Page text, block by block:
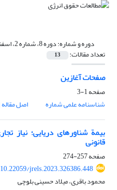
دوره و شماره:دوره 8، شماره 2، اسفند 1401، صفحه 257-498
تعداد مقالات: 13
صفحات آغازین
صفحه1-3
شناسنامه علمی شماره
اصل مقاله
بیمة شناورهای دریایی؛ نیاز
قانونی
صفحه257-274
10.22059/jrels.2023.326386.448
محمود باقری، میلاد حسینی بلوچی